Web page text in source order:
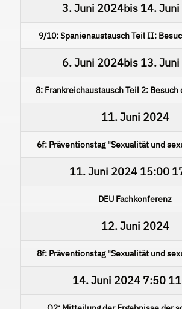
3. Juni 2024bis 14.
9/10: Spanienaustausch Teil II:
6. Juni 2024bis 13.
8: Frankreichaustausch Teil 2: Besuch
11. Juni 2024
6f: Präventionstag "Sexualität und
11. Juni 202415:00
DEU Fachkonferenz
12. Juni 2024
8f: Präventionstag "Sexualität und
14. Juni 2024 7:50